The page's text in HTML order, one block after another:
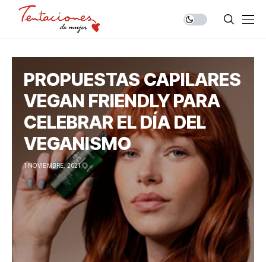
PROPUESTAS CAPILARES
VEGAN FRIENDLY PARA
CELEBRAR EL DÍA DEL
VEGANISMO
1 NOVIEMBRE, 2021